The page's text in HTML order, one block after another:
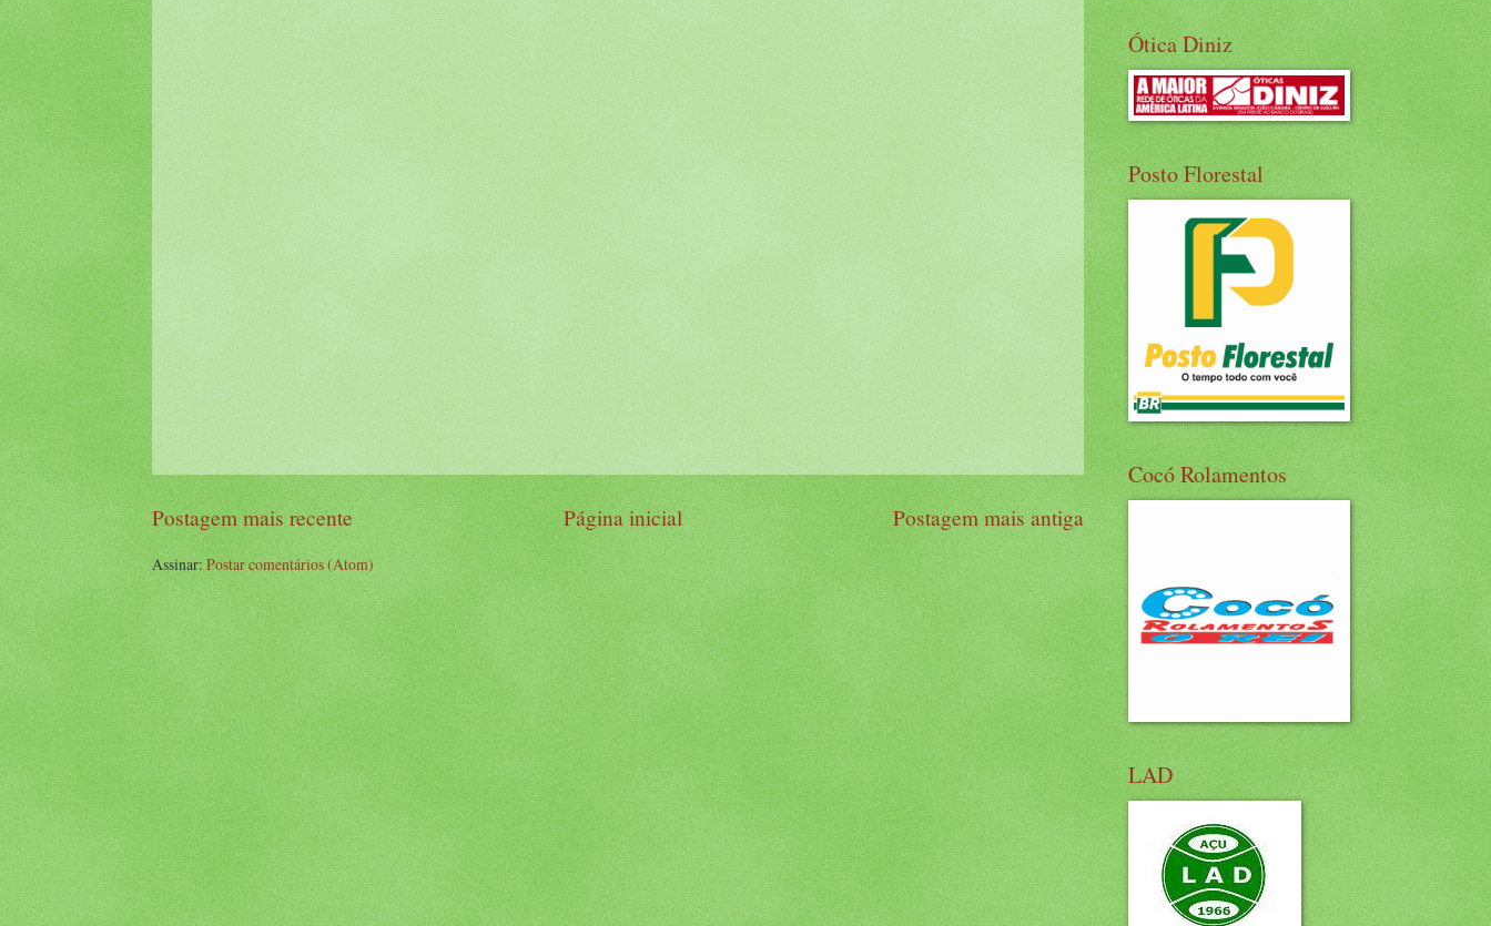
Postagem mais recente Postagem mais antiga
Página inicial
Assinar:Postar comentários (Atom)
Ótica Diniz
Posto Florestal
Cocó Rolamentos
LAD